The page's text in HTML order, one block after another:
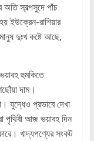
অতি স্বল্পসুদে পাঁচ
ইউক্রেন-রাশিয়ার
দুঃখ কষ্টে আছে,
হুমকিতে
দাম।
যুদ্ধেও প্রভাবে দেখা
পৃথিবী আজ ভয়াবহ দিন
খাদ্যপণ্যের সংকট